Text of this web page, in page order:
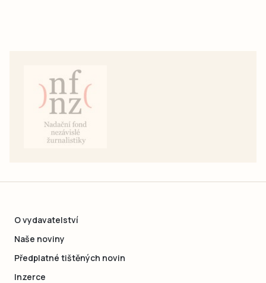
O vydavatelství
Naše noviny
Předplatné tištěných novin
Inzerce